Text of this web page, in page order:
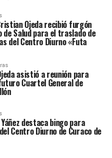
Ojeda recibió furgón
de Salud para el traslado de
del Centro Diurno «Futa
asistió a reunión para
Cuartel General de
destaca bingo para
Centro Diurno de Curaco de